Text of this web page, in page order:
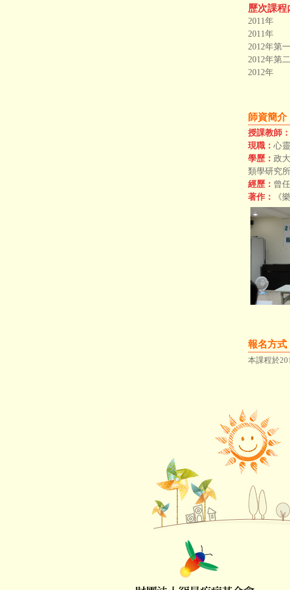
歷次課程
2011年
2011年
2012年第
2012年第
2012年
師資
授課教師：
現職： 心
學歷： 政
類學研究
經歷： 曾
著作：
《
報名
本課程於